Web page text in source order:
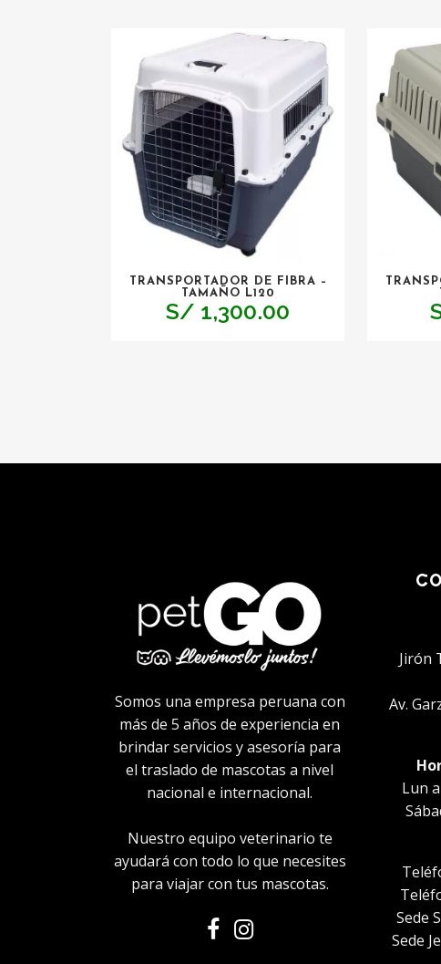
TRANSPORTADOR DE FIBRA –
TAMAÑO L120
S/ 1,300.00
Somos una empresa peruana con
más de 5 años de experiencia en
brindar servicios y asesoría para
el traslado de mascotas a nivel
nacional e internacional.
Nuestro equipo veterinario te
ayudará con todo lo que necesites
para viajar con tus mascotas.
Jirón
Av.
Lun
Sede
Sede